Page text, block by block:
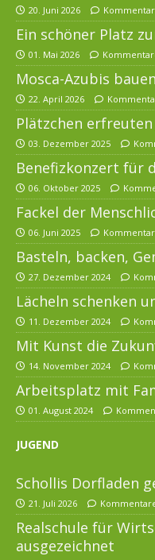
20. Juni 2026
Ein schöner Platz
01. Mai 2026
Mosca-Azubis
22. April 2026
Plätzchen
03. Dezember 2025
Benefizkonzert für
06. Oktober 2025
Fackel der
06. Juni 2025
Basteln, backen,
27. Dezember 2024
Lächeln schenken
11. Dezember 2024
Mit Kunst die
14. November 2024
Arbeitsplatz mit
01. August 2024
JUGEND
Schollis Dorfladen
21. Juli 2026
Realschule für
ausgezeichnet